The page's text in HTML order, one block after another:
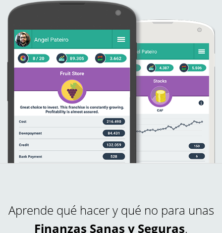
Aprende qué hacer y qué no para unas
Finanzas Sanas y Seguras.